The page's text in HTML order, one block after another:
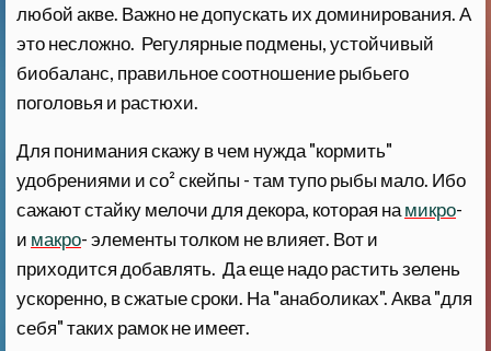
любой акве. Важно не допускать их доминирования. А
это несложно. Регулярные подмены, устойчивый
биобаланс, правильное соотношение рыбьего
поголовья и растюхи.
Для понимания скажу в чем нужда "кормить"
удобрениями и со² скейпы - там тупо рыбы мало. Ибо
сажают стайку мелочи для декора, которая намикро-
и макро- элементы толком не влияет. Вот и
приходится добавлять. Да еще надо растить зелень
ускоренно, в сжатые сроки. На "анаболиках". Аква "для
себя" таких рамок не имеет.